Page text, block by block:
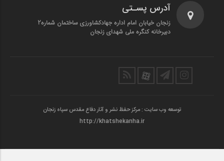
آدرس پسـتی
زنجان خیابان امام اداره جهادکشاورزی ساختمان شماره2
دبیرخانه کنگره ملی شهدای زنجان
توسعه وب سایت : مرکز حفظ نشر و آثار دفاع مقدس سپاه زنجان
http://khatshekanha.ir